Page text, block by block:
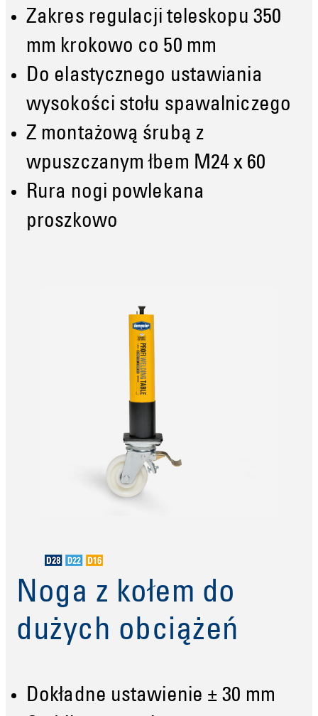
Zakres regulacji teleskopu 350
mm krokowo co 50 mm
Do elastycznego ustawiania
wysokości stołu spawalniczego
Z montażową śrubą z
wpuszczanym łbem M24 x 60
Rura nogi powlekana
proszkowo
Noga z kołem do
dużych obciążeń
Dokładne ustawienie ± 30 mm